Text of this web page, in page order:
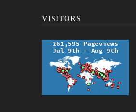
VISITORS